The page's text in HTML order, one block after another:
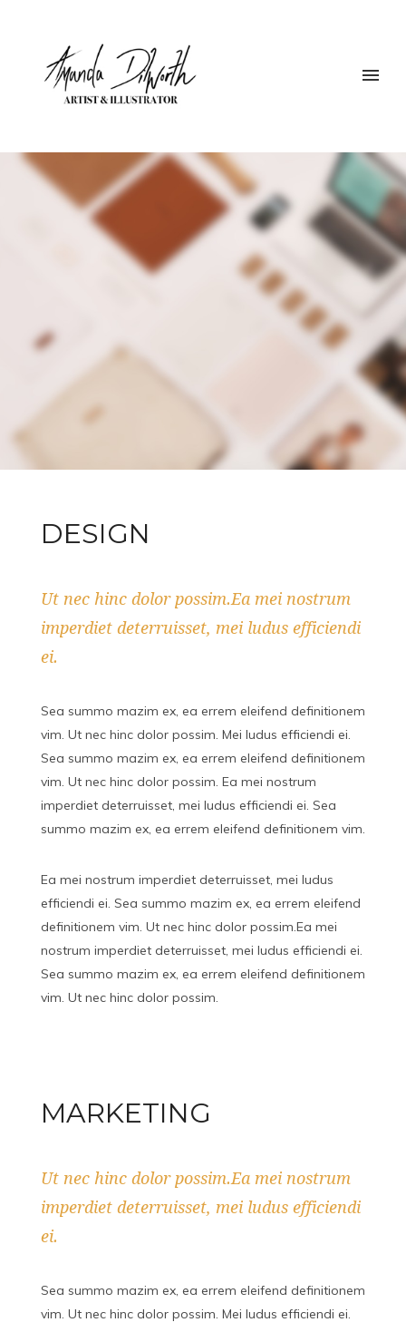
DESIGN
Ut nec hinc dolor possim.Ea mei nostrum
imperdiet deterruisset, mei ludus efficiendi
ei.
Sea summo mazim ex, ea errem eleifend definitionem
vim. Ut nec hinc dolor possim. Mei ludus efficiendi ei.
Sea summo mazim ex, ea errem eleifend definitionem
vim. Ut nec hinc dolor possim. Ea mei nostrum
imperdiet deterruisset, mei ludus efficiendi ei. Sea
summo mazim ex, ea errem eleifend definitionem vim.
Ea mei nostrum imperdiet deterruisset, mei ludus
efficiendi ei. Sea summo mazim ex, ea errem eleifend
definitionem vim. Ut nec hinc dolor possim.Ea mei
nostrum imperdiet deterruisset, mei ludus efficiendi ei.
Sea summo mazim ex, ea errem eleifend definitionem
vim. Ut nec hinc dolor possim.
MARKETING
Ut nec hinc dolor possim.Ea mei nostrum
imperdiet deterruisset, mei ludus efficiendi
ei.
Sea summo mazim ex, ea errem eleifend definitionem
vim. Ut nec hinc dolor possim. Mei ludus efficiendi ei.